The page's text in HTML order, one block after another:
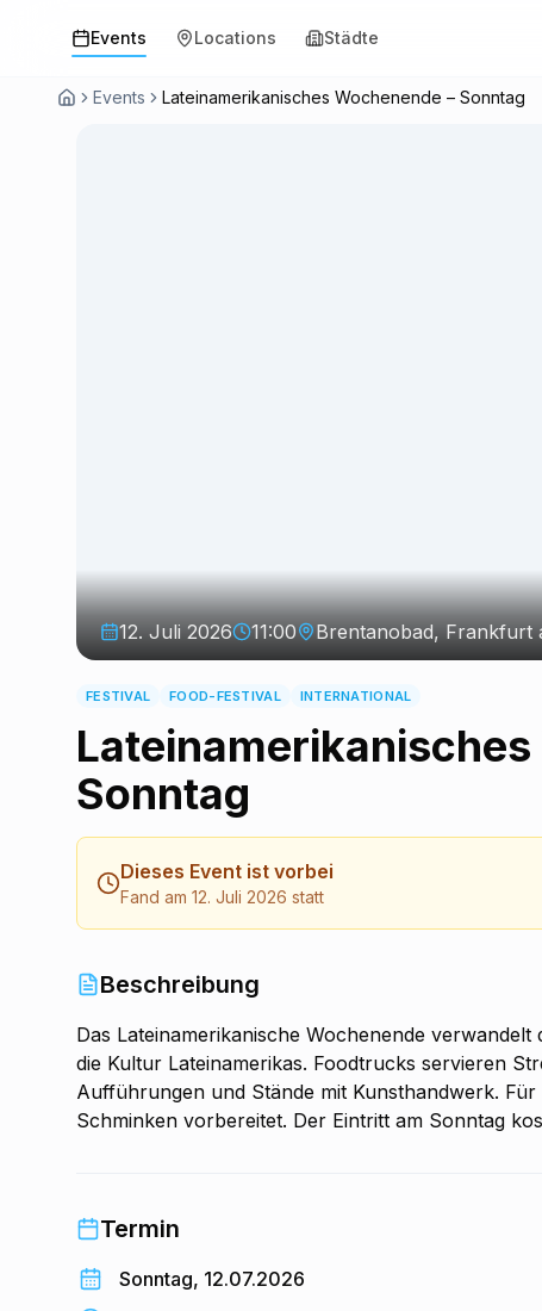
Events Locations Städte
Events Lateinamerikanisches Wochenende – Sonntag
12. Juli 2026 11:00 Brentanobad, Frankfurt
FESTIVAL FOOD-FESTIVAL INTERNATIONAL
Lateinamerikanisches
Sonntag
Dieses Event ist vorbei
Fand am 12. Juli 2026 statt
Beschreibung
Das Lateinamerikanische Wochenende
die Kultur Lateinamerikas. Foodtrucks servieren
Aufführungen und Stände mit Kunsthandwerk.
Schminken vorbereitet. Der Eintritt am Sonntag
Termin
Sonntag, 12.07.2026